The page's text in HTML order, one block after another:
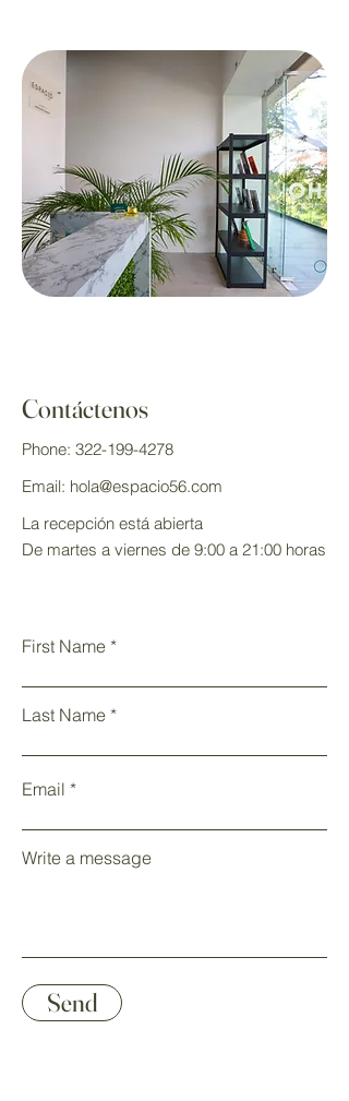
Contáctenos
Phone: 322-199-4278
Email: hola@espacio56.com
La recepción está abierta
De martes a viernes de 9:00 a 21:00 horas
First Name
Last Name
Email
Write a message
Send